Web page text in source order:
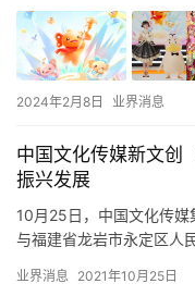
2024年2月8日 业界消息
中国文化传媒新文创
振兴发展
10月25日，中国文化传
与福建省龙岩市永定区人
业界消息 2021年10月25日